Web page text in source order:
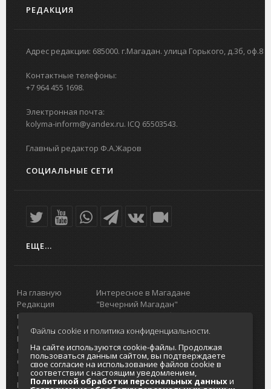
РЕДАКЦИЯ
Адрес редакции: 685000. г.Магадан. улица Горького, д.3б, оф.8
Контактные телефоны:
+7 964 455 1698.
Электронная почта:
kolyma-inform@yandex.ru. ICQ 65503543.
Главный редактор Ф.А.Жаров
СОЦИАЛЬНЫЕ СЕТИ
ЕЩЕ...
На главную
Редакция
портала
О проекте
Реклама на
портале
Отзывы и
предложения
Интернет-
Интересное в Магадане
"Вечерний Магадан"
Городская доска объявлений
Реклама
Главный туристический портал
Колымы
Политика в отношении обработки
персональных данных
Согласие на обработку персональных
Файлы cookie и политика конфиденциальности.
На сайте используются cookie-файлы. Продолжая
пользоваться данным сайтом, вы подтверждаете
свое согласие на использование файлов cookie в
соответствии с настоящим уведомлением,
Политикой обработки персональных данныхи